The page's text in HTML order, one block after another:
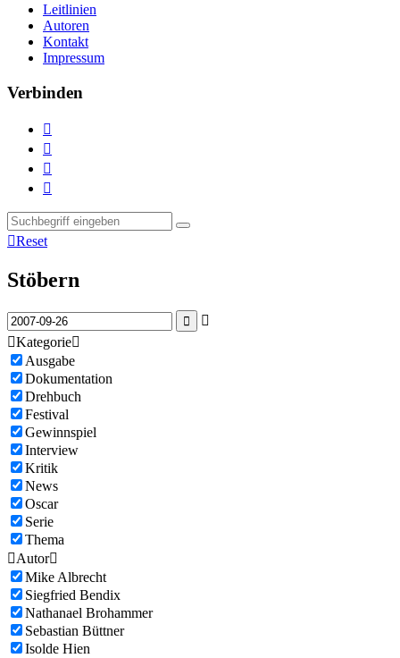
Leitlinien
Autoren
Kontakt
Impressum
Verbinden




Reset
Stöbern


Kategorie
Ausgabe
Dokumentation
Drehbuch
Festival
Gewinnspiel
Interview
Kritik
News
Oscar
Serie
Thema
Autor
Mike Albrecht
Siegfried Bendix
Nathanael Brohammer
Sebastian Büttner
Isolde Hien